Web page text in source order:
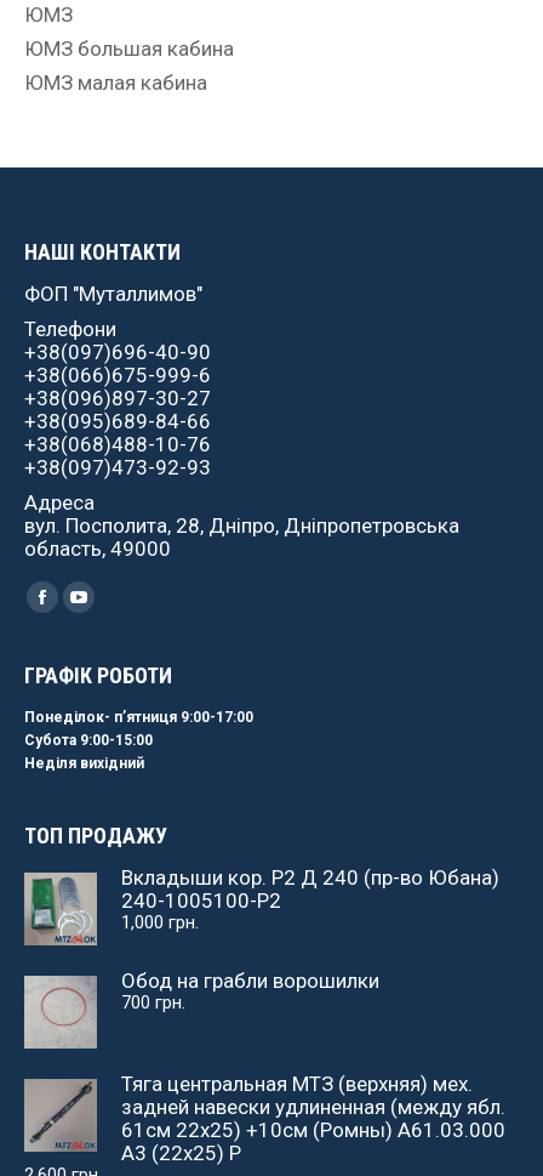
ЮМЗ
ЮМЗ большая кабина
ЮМЗ малая кабина
НАШІ КОНТАКТИ
ФОП "Муталлимов"
Телефони
+38(097)696-40-90
+38(066)675-999-6
+38(096)897-30-27
+38(095)689-84-66
+38(068)488-10-76
+38(097)473-92-93
Адреса
вул. Посполита, 28, Дніпро, Дніпропетровська
область, 49000
Найдите нас:
Facebook
YouTube
ГРАФІК РОБОТИ
Понеділок- пʼятниця 9:00-17:00
Субота 9:00-15:00
Неділя вихідний
ТОП ПРОДАЖУ
Вкладыши кор. Р2 Д 240 (пр-во Юбана)
240-1005100-Р2
1,000 грн.
Обод на грабли ворошилки
700 грн.
Тяга центральная МТЗ (верхняя) мех.
задней навески удлиненная (между ябл.
61см 22х25) +10см (Ромны) А61.03.000
А3 (22х25) Р